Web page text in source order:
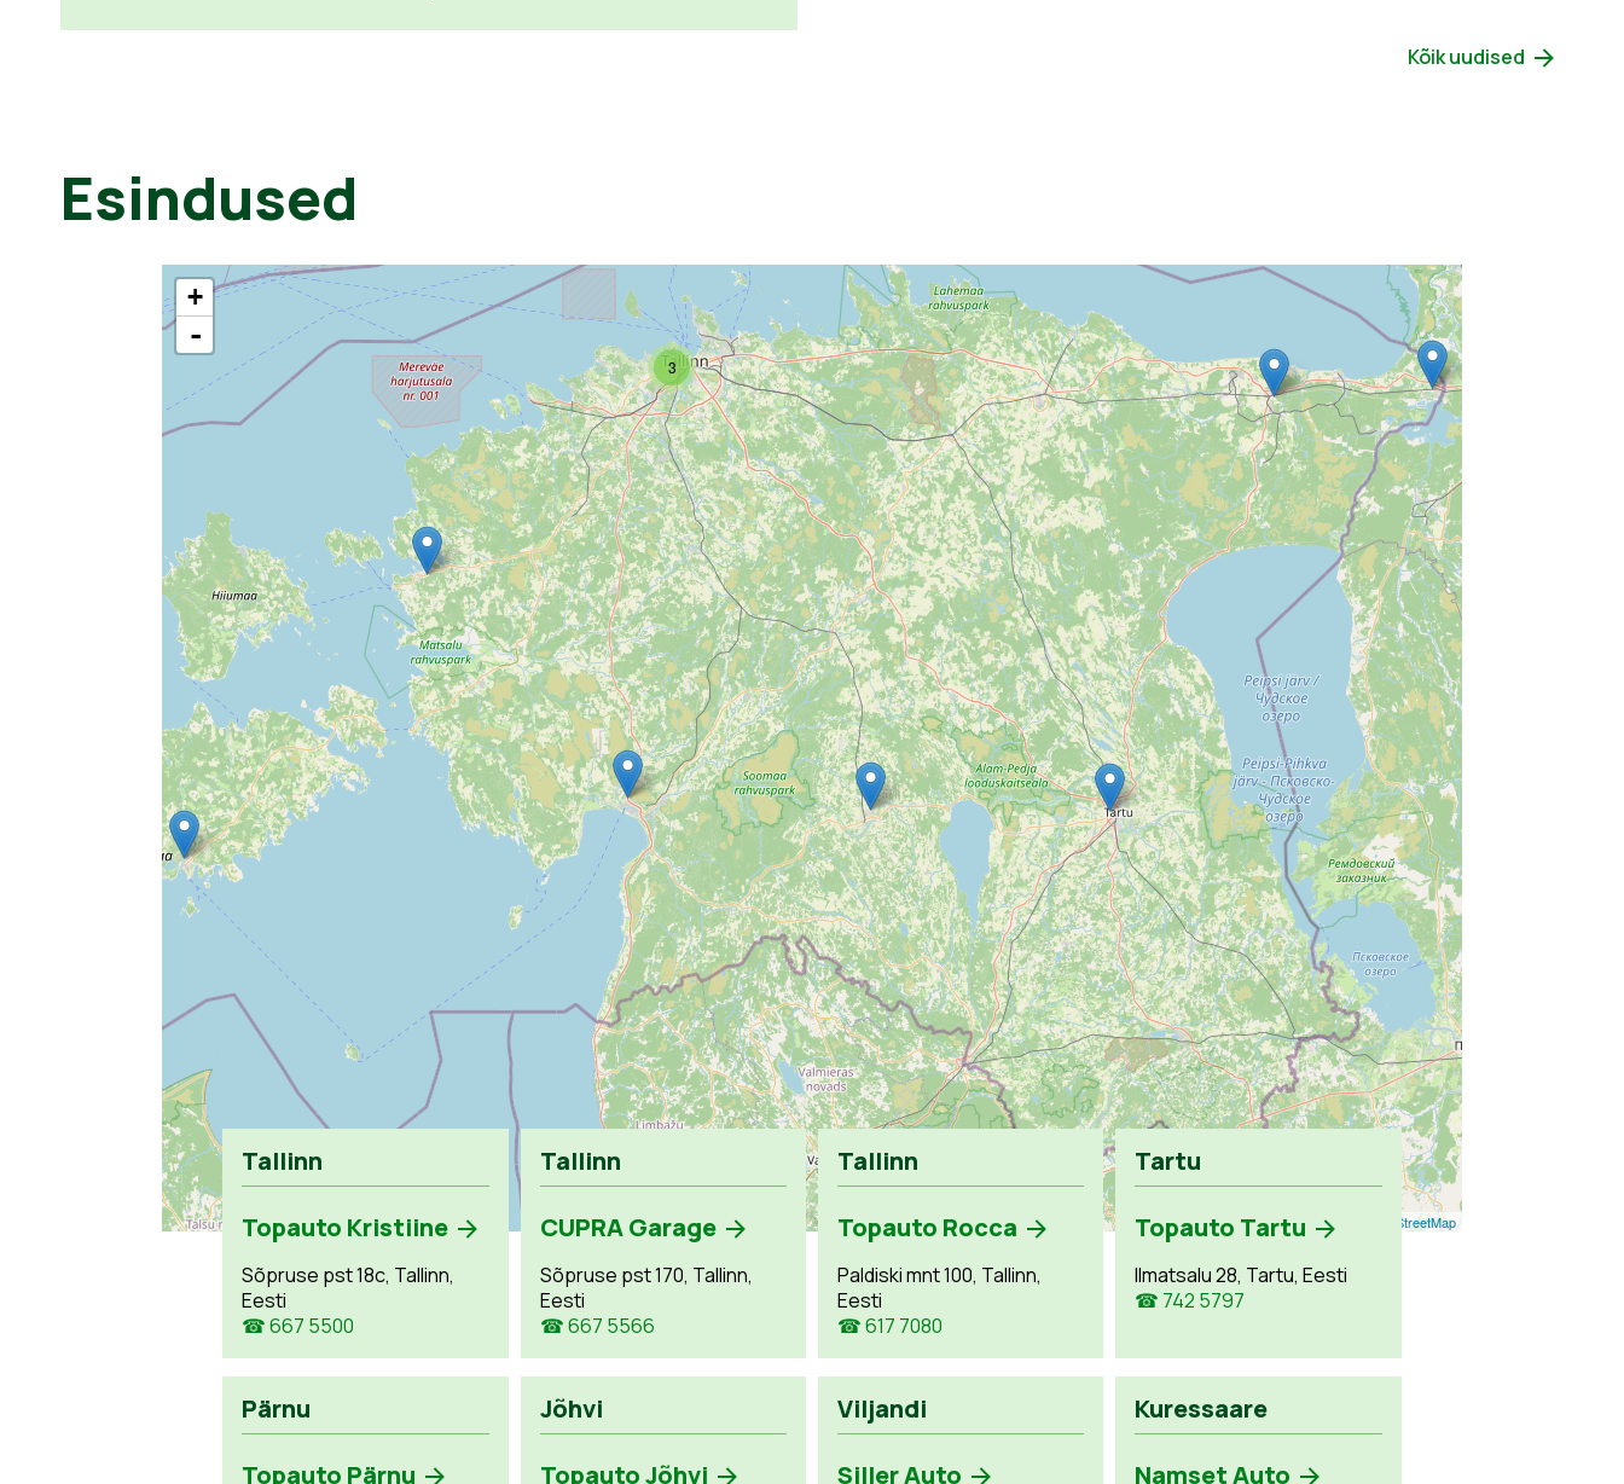
Kõik uudised
Esindused
3
+
-
Leaflet OpenStreetMap
Tallinn
Topauto Kristiine
Sõpruse pst 18c, Tallinn,
Eesti
☎ 667 5500
Tallinn
CUPRA Garage
Sõpruse pst 170, Tallinn,
Eesti
☎ 667 5566
Tallinn
Topauto Rocca
Paldiski mnt 100, Tallinn,
Eesti
☎ 617 7080
Tartu
Topauto Tartu
Ilmatsalu 28, Tartu, Eesti
☎ 742 5797
Pärnu
Topauto Pärnu
Jõhvi
Topauto Jõhvi
Viljandi
Siller Auto
Kuressaare
Namset Auto